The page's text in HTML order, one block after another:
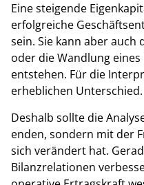
Eine steigende
erfolgreiche
sein. Sie kann aber
oder die Wandlung
entstehen. Für die
erheblichen Unterschied.
Deshalb sollte die
enden, sondern mit der
sich verändert hat.
Bilanzrelationen